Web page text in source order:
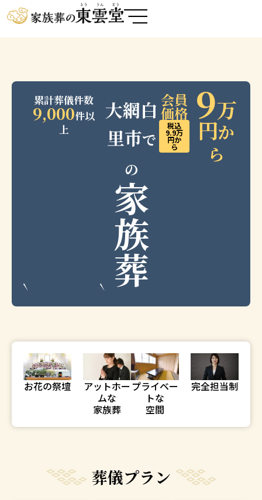
容
累計葬儀件数
9,000件以
上
大網白
里市で
の
家
族
葬
会員
価格
税込
9.9万
円か
ら
9万
円か
ら
お花の祭壇
アットホー
ムな
家族葬
プライベー
トな
空間
完全担当制
葬儀プラン